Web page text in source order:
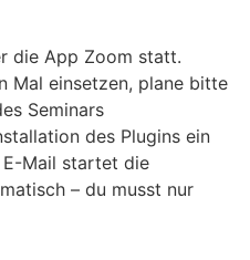
die App Zoom statt.
Mal einsetzen, plane bitte
Seminars
des Plugins ein
Mail startet die
– du musst nur